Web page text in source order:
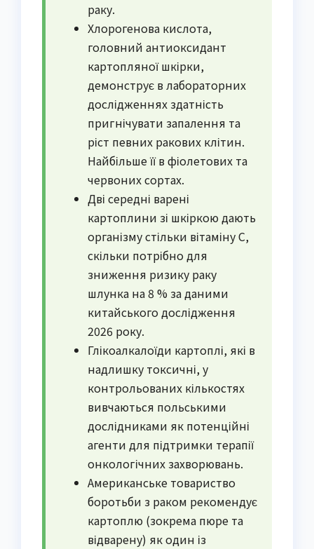
раку.
Хлорогенова кислота,
головний антиоксидант
картопляної шкірки,
демонструє в лабораторних
дослідженнях здатність
пригнічувати запалення та
ріст певних ракових клітин.
Найбільше її в фіолетових та
червоних сортах.
Дві середні варені
картоплини зі шкіркою дають
організму стільки вітаміну С,
скільки потрібно для
зниження ризику раку
шлунка на 8 % за даними
китайського дослідження
2026 року.
Глікоалкалоїди картоплі, які в
надлишку токсичні, у
контрольованих кількостях
вивчаються польськими
дослідниками як потенційні
агенти для підтримки терапії
онкологічних захворювань.
Американське товариство
боротьби з раком рекомендує
картоплю (зокрема пюре та
відварену) як один із